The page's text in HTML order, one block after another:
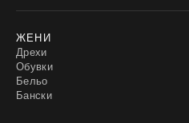
ЖЕНИ
Дрехи
Обувки
Бельо
Бански